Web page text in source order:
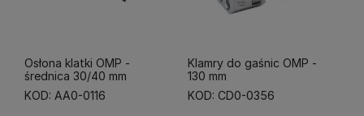
Osłona klatki OMP -
średnica 30/40 mm
KOD: AA0-0116
Klamry do gaśnic OMP -
130 mm
KOD: CD0-0356